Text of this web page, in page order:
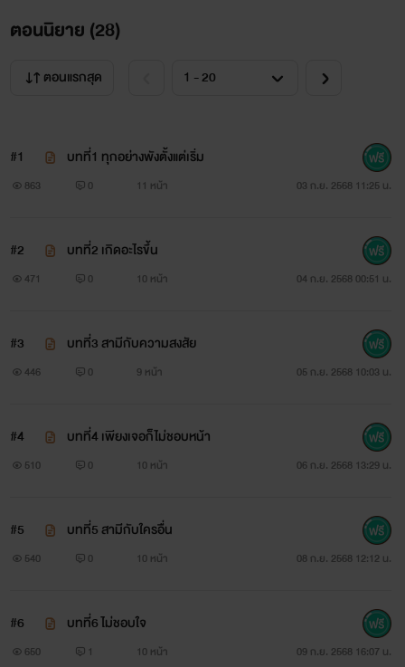
ตอนนิยาย (28)
ตอนแรกสุด
#1 บทที่1 ทุกอย่างพังตั้งแต่เริ่ม
863 0 11 หน้า 03 ก.ย. 2568 11:25 น.
#2 บทที่2 เกิดอะไรขึ้น
471 0 10 หน้า 04 ก.ย. 2568 00:51 น.
#3 บทที่3 สามีกับความสงสัย
446 0 9 หน้า 05 ก.ย. 2568 10:03 น.
#4 บทที่4 เพียงเจอก็ไม่ชอบหน้า
510 0 10 หน้า 06 ก.ย. 2568 13:29 น.
#5 บทที่5 สามีกับใครอื่น
540 0 10 หน้า 08 ก.ย. 2568 12:12 น.
#6 บทที่6 ไม่ชอบใจ
650 1 10 หน้า 09 ก.ย. 2568 16:07 น.